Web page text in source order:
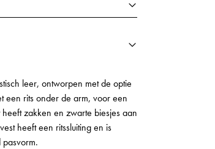
leer, ontworpen met de optie
een rits onder de arm, voor een
zakken en zwarte biesjes aan
heeft een ritssluiting en is